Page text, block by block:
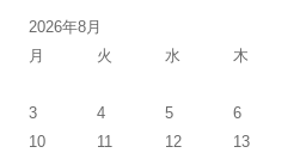
2026年8月
月
火 水 木
3
4 5 6
10
11 12 13